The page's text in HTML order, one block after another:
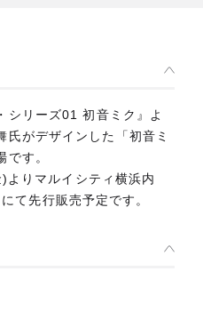
シリーズ01 初音ミク』よ
氏がデザインした「初音ミ
す。
りマルイシティ横浜内
て先行販売予定です。